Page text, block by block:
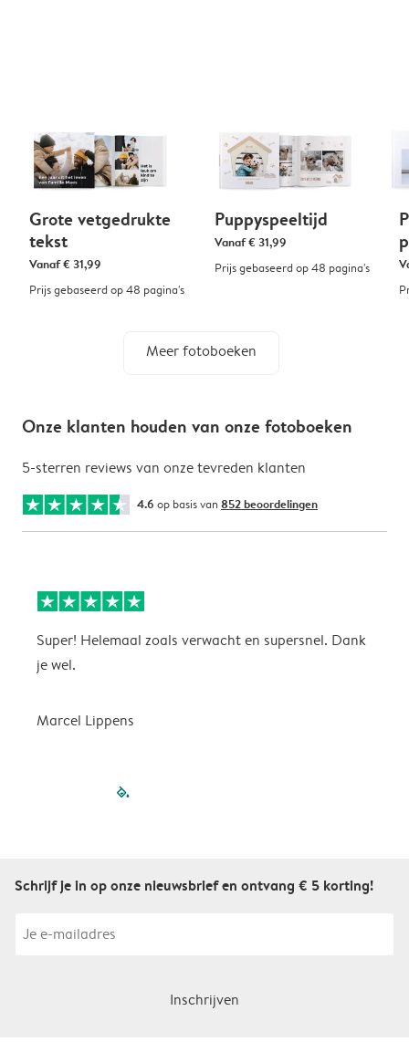
Grote vetgedrukte
tekst
Vanaf€ 31,99
Prijs gebaseerd op 48 pagina's
Puppyspeeltijd
Vanaf€ 31,99
Prijs gebaseerd op 48 pagina's
Meer fotoboeken
Onze klanten houden van onze fotoboeken
5-sterren reviews van onze tevreden klanten
4.6 op basis van 852 beoordelingen
Super! Helemaal zoals verwacht en supersnel. Dank
je wel.
Marcel Lippens
filled-pagination
Schrijf je in op onze nieuwsbrief en ontvang € 5 korting!
Inschrijven